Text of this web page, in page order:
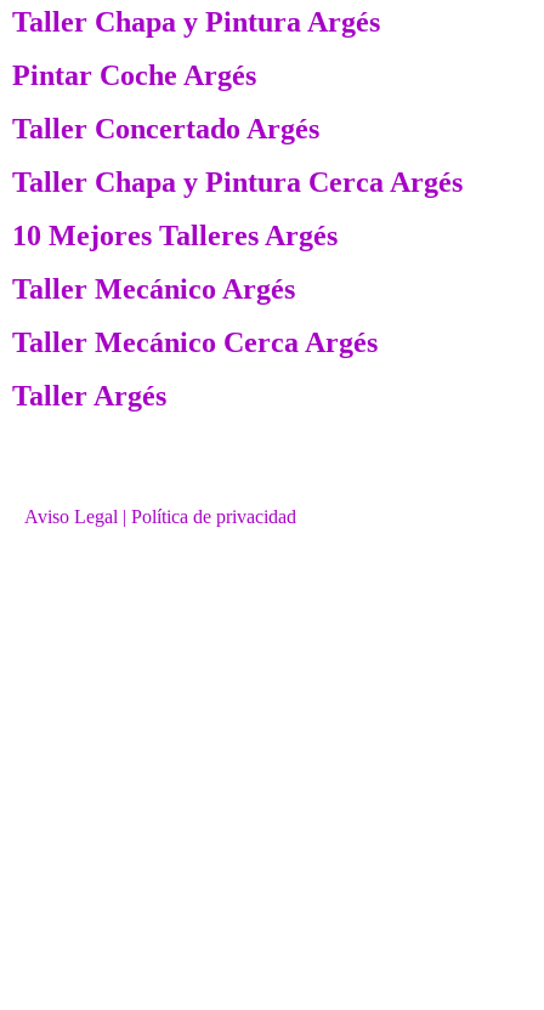
Taller Chapa y Pintura Argés
Pintar Coche Argés
Taller Concertado Argés
Taller Chapa y Pintura Cerca Argés
10 Mejores Talleres Argés
Taller Mecánico Argés
Taller Mecánico Cerca Argés
Taller Argés
Aviso Legal | Política de privacidad